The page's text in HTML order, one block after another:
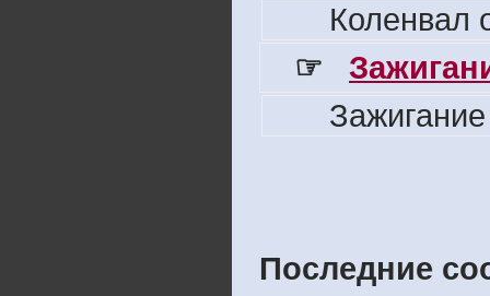
Коленвал
☞
Последние